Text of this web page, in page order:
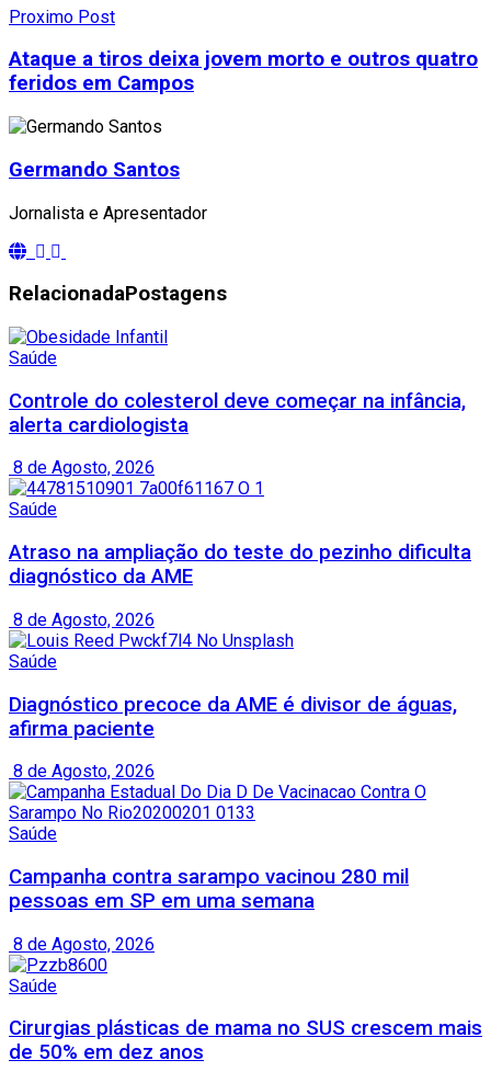
Proximo Post
Ataque a tiros deixa jovem morto e outros quatro
feridos em Campos
Germando Santos
Jornalista e Apresentador
RelacionadaPostagens
Saúde
Controle do colesterol deve começar na infância,
alerta cardiologista
8 de Agosto, 2026
Saúde
Atraso na ampliação do teste do pezinho dificulta
diagnóstico da AME
8 de Agosto, 2026
Saúde
Diagnóstico precoce da AME é divisor de águas,
afirma paciente
8 de Agosto, 2026
Saúde
Campanha contra sarampo vacinou 280 mil
pessoas em SP em uma semana
8 de Agosto, 2026
Saúde
Cirurgias plásticas de mama no SUS crescem mais
de 50% em dez anos